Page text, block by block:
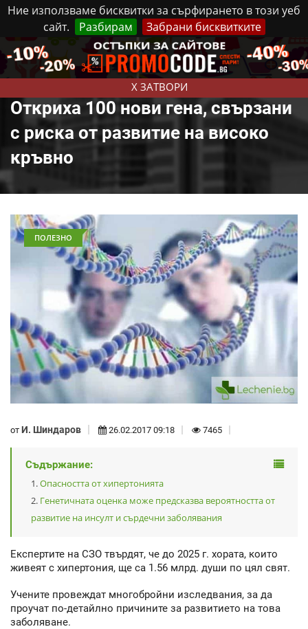
Ние използваме бисквитки за сърфирането в този уеб
сайт.
Разбирам Забрани бисквитките
X ЗАТВОРИ
Петък, 7 Август, 2026 Реклама Контакти
Откриха 100 нови гена, свързани
с риска от развитие на високо
кръвно
ПОЛЕЗНО
от И. Шиндаров 26.02.2017 09:18 7465
Съдържание:
Опасността от хипертонията
Генетичната оценка може предсказва вероятността от
развитие на инсулт и сърдечни заболявания
Експертите на СЗО твърдят, че до 2025 г. хората, които
живеят с хипертония, ще са 1.56 млрд. души по цял свят.
Учените провеждат многобройни изследвания, за да
проучат по-детайлно причините за развитието на това
заболяване.